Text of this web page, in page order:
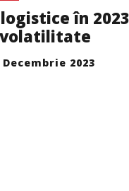
în
Decembrie 2023